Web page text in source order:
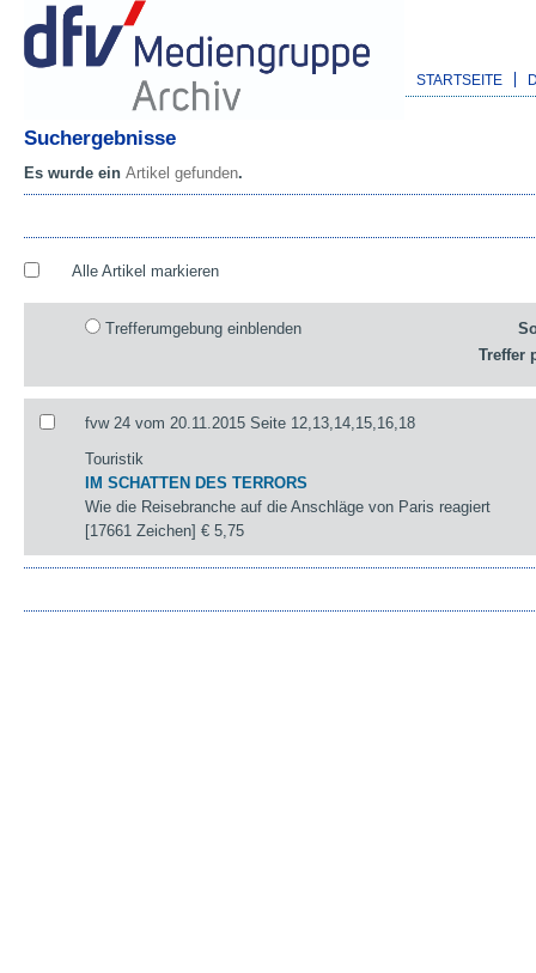
STARTSEITE
Suchergebnisse
Es wurde ein Artikel gefunden.
Alle Artikel markieren
Trefferumgebung einblenden
Treffer
fvw 24 vom 20.11.2015 Seite 12,13,14,15,16,18
Touristik
IM SCHATTEN DES TERRORS
Wie die Reisebranche auf die Anschläge von Paris reagiert
[17661 Zeichen]€ 5,75